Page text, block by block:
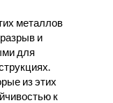
металлов
и
для
из этих
к